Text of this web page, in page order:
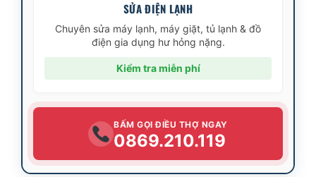
SỬA ĐIỆN LẠNH
Chuyên sửa máy lạnh, máy giặt, tủ lạnh & đồ
điện gia dụng hư hỏng nặng.
Kiểm tra miễn phí
BẤM GỌI ĐIỀU THỢ NGAY
0869.210.119